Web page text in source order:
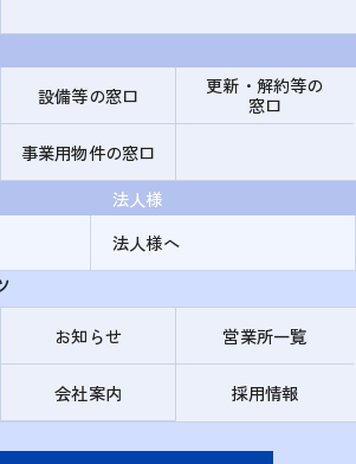
設備等の窓口
更新・解約等の
窓口
事業用物件の窓口
法人様
法人様へ
お知らせ 営業所一覧
会社案内 採用情報